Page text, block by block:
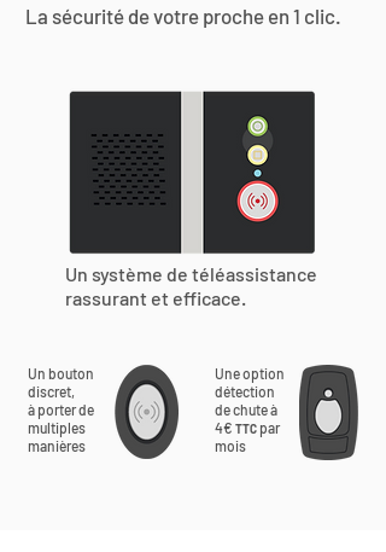
La sécurité de votre proche en 1 clic.
Un système de téléassistance
rassurant et efficace.
Un bouton
discret,
à porter de
multiples
manières
Une option
détection
de chute à
4€ TTC par
mois